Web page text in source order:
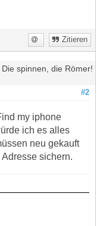
Zitieren
Die spinnen, die Römer!
#2
my iphone
ich es alles
neu gekauft
sichern.